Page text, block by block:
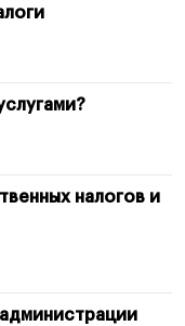
налогов и